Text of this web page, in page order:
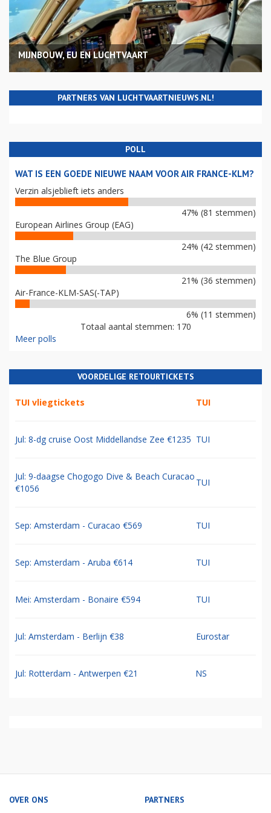
MIJNBOUW, EU EN LUCHTVAART
PARTNERS VAN LUCHTVAARTNIEUWS.NL!
POLL
WAT IS EEN GOEDE NIEUWE NAAM VOOR AIR FRANCE-KLM?
Verzin alsjeblieft iets anders
47% (81 stemmen)
European Airlines Group (EAG)
24% (42 stemmen)
The Blue Group
21% (36 stemmen)
Air-France-KLM-SAS(-TAP)
6% (11 stemmen)
Totaal aantal stemmen: 170
Meer polls
VOORDELIGE RETOURTICKETS
TUI vliegtickets TUI
Jul: 8-dg cruise Oost Middellandse Zee €1235 TUI
Jul: 9-daagse Chogogo Dive & Beach Curacao
€1056
TUI
Sep: Amsterdam - Curacao €569 TUI
Sep: Amsterdam - Aruba €614 TUI
Mei: Amsterdam - Bonaire €594 TUI
Jul: Amsterdam - Berlijn €38 Eurostar
Jul: Rotterdam - Antwerpen €21 NS
OVER ONS PARTNERS